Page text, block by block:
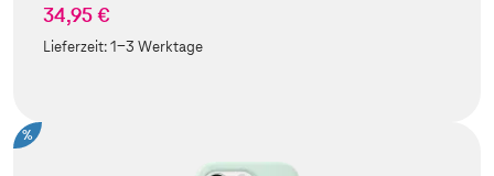
34,95 €
Lieferzeit:1-3 Werktage
%